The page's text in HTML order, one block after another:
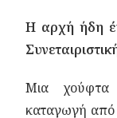
Η αρχή ήδη
Μια χούφτα
καταγωγή από